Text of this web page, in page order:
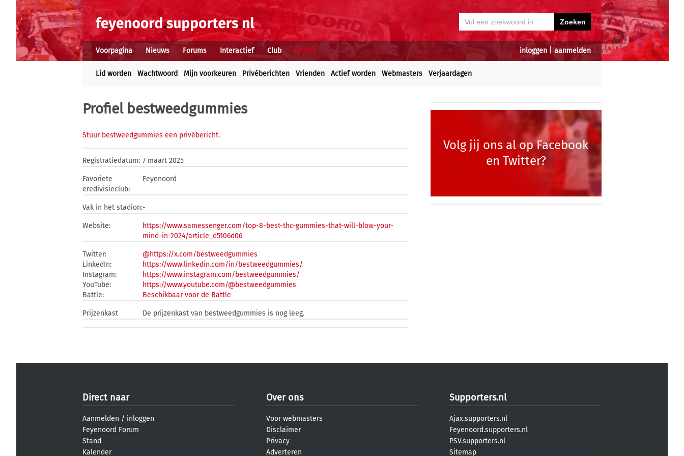
inloggen aanmelden
Voorpagina Nieuws Forums Interactief Club Profiel
Lid worden Wachtwoord Mijn voorkeuren Privéberichten Vrienden Actief worden Webmasters Verjaardagen
Profiel bestweedgummies
Stuur bestweedgummies een privébericht.
Registratiedatum: 7 maart 2025
Favoriete
eredivisieclub:
Feyenoord
Vak in het stadion:-
Website:
https://www.samessenger.com/top-8-best-thc-gummies-that-will-blow-your-
mind-in-2024/article_d5106d06
Twitter:
@https://x.com/bestweedgummies
LinkedIn:
https://www.linkedin.com/in/bestweedgummies/
Instagram:
https://www.instagram.com/bestweedgummies/
YouTube:
https://www.youtube.com/@bestweedgummies
Battle:
Beschikbaar voor de Battle
Prijzenkast De prijzenkast van bestweedgummies is nog leeg.
Volg jij ons al op Facebook
en Twitter?
Direct naar
Aanmelden / inloggen
Feyenoord Forum
Stand
Kalender
Over ons
Voor webmasters
Disclaimer
Privacy
Adverteren
Supporters.nl
Ajax.supporters.nl
Feyenoord.supporters.nl
PSV.supporters.nl
Sitemap